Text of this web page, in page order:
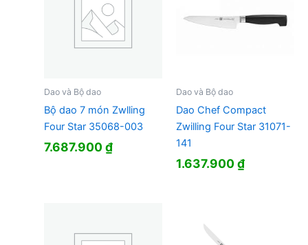
Dao và Bộ dao
Bộ dao 7 món Zwlling
Four Star 35068-003
7.687.900₫
Dao và Bộ dao
Dao Chef Compact
Zwilling Four Star 31071-
141
1.637.900₫